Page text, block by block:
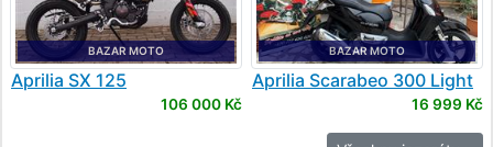
BAZAR MOTO
Aprilia SX 125
106 000 Kč
BAZAR MOTO
Aprilia Scarabeo 300 Light
16 999 Kč